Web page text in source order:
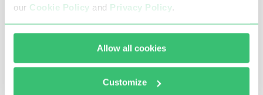
our Cookie Policy and Privacy Policy.
Allow all cookies
Customize
particolarmente utili per diversi scopi:
Eseguire le limitazioni geografiche e i blocchi
Evitare le limitazioni sul numero di account